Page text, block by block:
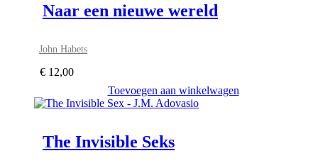
Naar een nieuwe wereld
John Habets
€ 12,00
Toevoegen aan winkelwagen
The Invisible Seks